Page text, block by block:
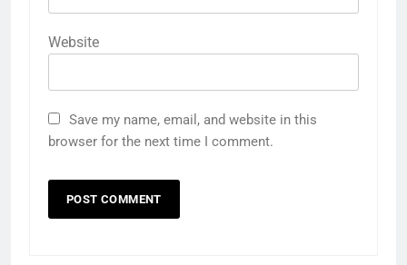
Website
Save my name, email, and website in this
browser for the next time I comment.